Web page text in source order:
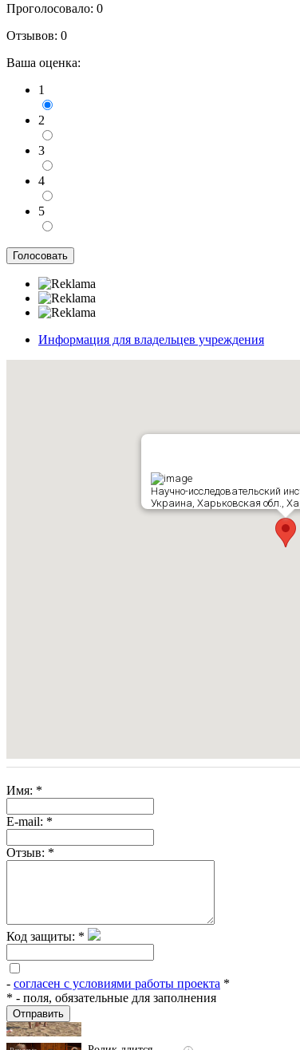
Проголосовало: 0
Отзывов: 0
Ваша оценка:
1
2
3
4
5
Информация для владельцев учреждения
Научно-исследовательский
Украина, Харьковская обл.,
Имя: *
E-mail: *
Отзыв: *
Код защиты: *
- согласен с условиями работы проекта *
* - поля, обязательные для заполнения
Скрытая камера на
пляже Крыма: Что
их не видят...
несколько секунд, а